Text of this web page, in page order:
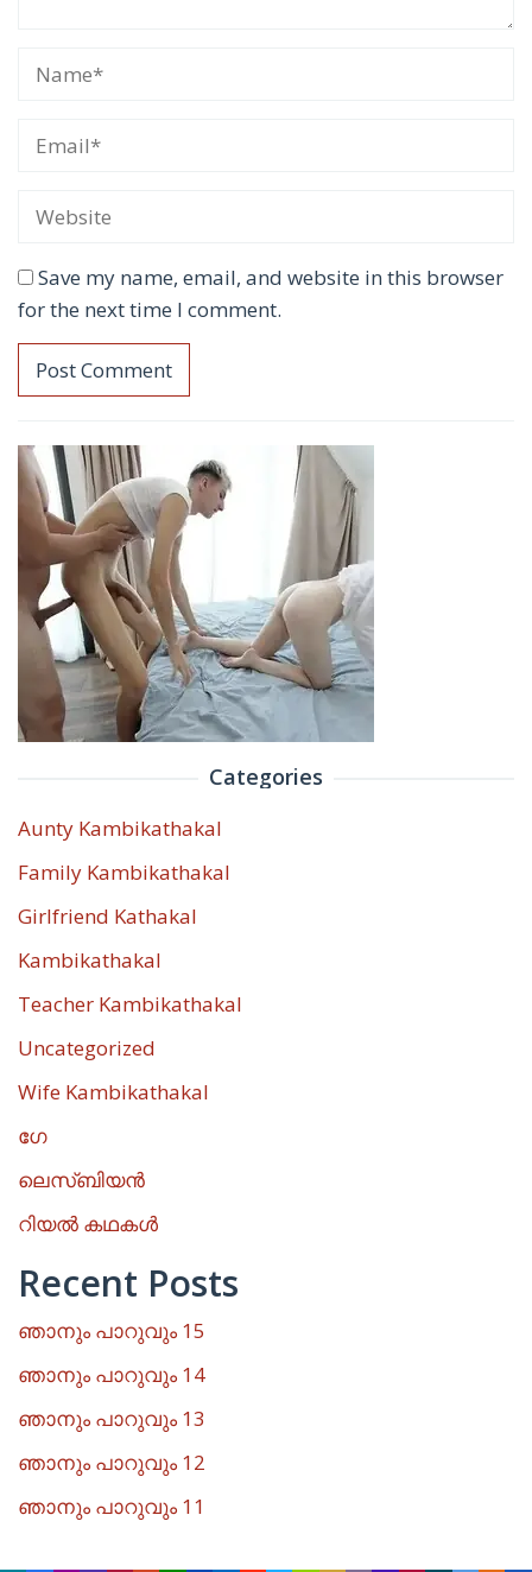
Save my name, email, and website in this browser
for the next time I comment.
Categories
Aunty Kambikathakal
Family Kambikathakal
Girlfriend Kathakal
Kambikathakal
Teacher Kambikathakal
Uncategorized
Wife Kambikathakal
ഗേ
ലെസ്ബിയൻ
റിയൽ കഥകൾ
Recent Posts
ഞാനും പാറുവും 15
ഞാനും പാറുവും 14
ഞാനും പാറുവും 13
ഞാനും പാറുവും 12
ഞാനും പാറുവും 11